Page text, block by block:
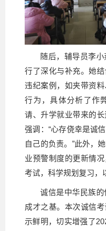
随后，辅导员李
行了深化与补充。她
违纪案例，如夹带资
行为，具体分析了作
请、升学就业带来的
强调：“心存侥幸是诚
自己的负责。”此外，
业预警制度的更新情
考试，科学规划复习，
诚信是中华民族的
成才之基。本次诚信
示鲜明，切实增强了